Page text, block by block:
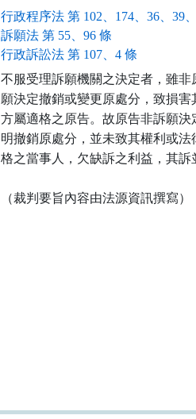
行政程序法 第 102、174、36、39
訴願法 第 55、96 條
行政訴訟法 第 107、4 條
不服受理訴願機關之決定者，雖
願決定撤銷或變更原處分，致損害
方屬適格之原告。故原告非訴願
明撤銷原處分，並未致其權利或
格之當事人，欠缺訴之利益，其訴
（裁判要旨內容由法源資訊撰寫）